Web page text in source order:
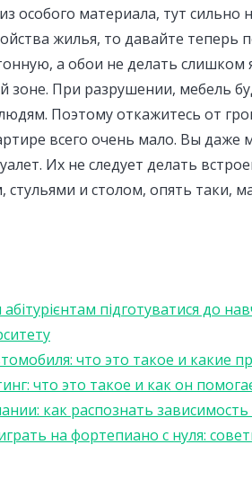
особого материала, тут
жилья, то давайте
а обои не делать слишком
зоне. При разрушении, мебель
Поэтому откажитесь от
всего очень мало. Вы
Их не следует делать
и столом, опять таки,
абітурієнтам підготуватися до
что это такое и какие
что это такое и как он
как распознать
на фортепиано с нуля: